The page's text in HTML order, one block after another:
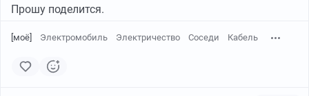
Прошу поделится.
[моё] Электромобиль Электричество Соседи Кабель